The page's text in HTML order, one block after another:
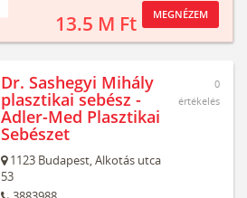
13.5 M Ft MEGNÉZEM
Dr. Sashegyi Mihály
plasztikai sebész -
Adler-Med Plasztikai
Sebészet
1123 Budapest,Alkotás utca
53
0
értékelés